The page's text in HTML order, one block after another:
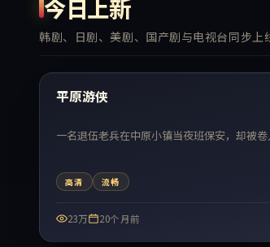
今日上新
韩剧、日剧、美剧、国产剧与电视台同步上
最新
平原游侠
一名退伍老兵在中原小镇当夜班保安，却被卷
高清 流畅
23万 20个月前